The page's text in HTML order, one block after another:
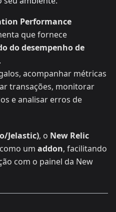
Performance
que fornece
do desempenho de
acompanhar métricas
transações, monitorar
e analisar erros de
Jelastic), o New Relic
um addon, facilitando
com o painel da New